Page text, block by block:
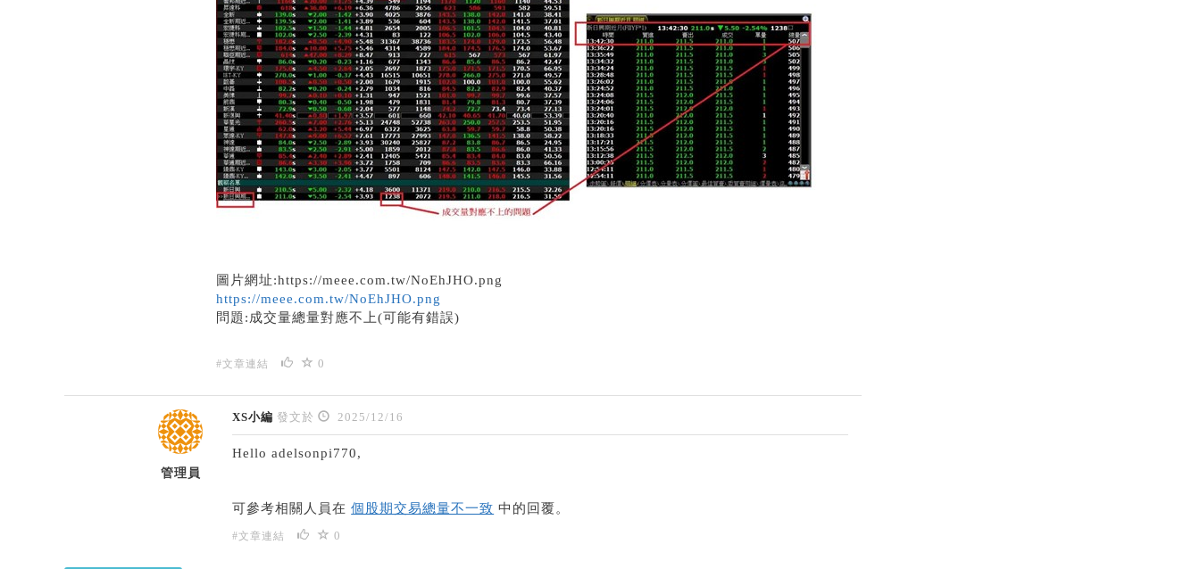
圖片網址:https://meee.com.tw/NoEhJHO.png
https://meee.com.tw/NoEhJHO.png
問題:成交量總量對應不上(可能有錯誤)
#文章連結 0
管理員
XS小編 發文於 2025/12/16
Hello adelsonpi770,
可參考相關人員在個股期交易總量不一致 中的回覆。
#文章連結 0